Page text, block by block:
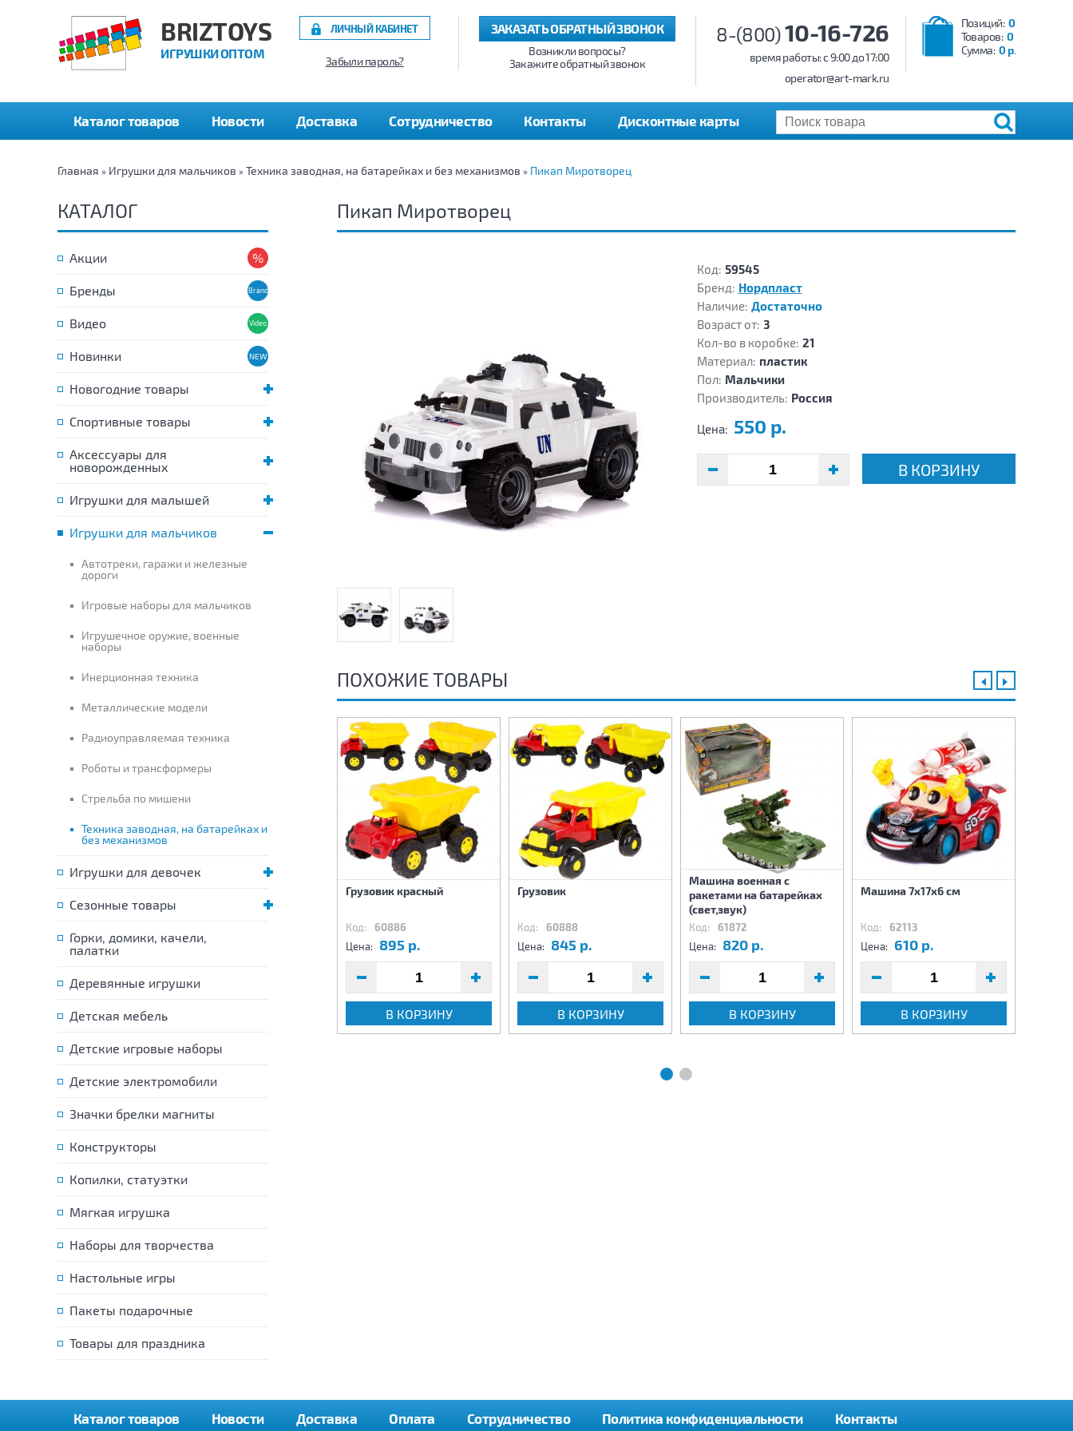
BRIZTOYS
ИГРУШКИ ОПТОМ
Позиций: 0
Товаров: 0
Сумма: 0 р.
8-(800)10-16-726
время работы: c 9:00 до 17:00
operator@art-mark.ru
ЗАКАЗАТЬ ОБРАТНЫЙ ЗВОНОК
Возникли вопросы?
Закажите обратный звонок
ЛИЧНЫЙ КАБИНЕТ
Забыли пароль?
Каталог товаров Новости Доставка Сотрудничество Контакты Дисконтные карты
Главная » Игрушки для мальчиков » Техника заводная, на батарейках и без механизмов » Пикап Миротворец
КАТАЛОГ
Акции
Бренды
Видео
Новинки
Новогодние товары
Спортивные товары
Аксессуары для
новорожденных
Игрушки для малышей
Игрушки для мальчиков
Автотреки, гаражи и железные
дороги
Игровые наборы для мальчиков
Игрушечное оружие, военные
наборы
Инерционная техника
Металлические модели
Радиоуправляемая техника
Роботы и трансформеры
Стрельба по мишени
Техника заводная, на батарейках и
без механизмов
Игрушки для девочек
Сезонные товары
Горки, домики, качели,
палатки
Деревянные игрушки
Детская мебель
Детские игровые наборы
Детские электромобили
Значки брелки магниты
Конструкторы
Копилки, статуэтки
Мягкая игрушка
Наборы для творчества
Настольные игры
Пакеты подарочные
Товары для праздника
Пикап Миротворец
Код: 59545
Бренд: Нордпласт
Наличие: Достаточно
Возраст от: 3
Кол-во в коробке: 21
Материал: пластик
Пол: Мальчики
Производитель: Россия
Цена: 550 р.
В КОРЗИНУ
ПОХОЖИЕ ТОВАРЫ
505 р.
В КОРЗИНУ
Цена:
Грузовик красный
Код: 60886
Цена: 895 р.
В КОРЗИНУ
Грузовик
Код: 60888
Цена: 845 р.
В КОРЗИНУ
Машина военная с
ракетами на батарейках
(свет,звук)
Код: 61872
Цена: 820 р.
В КОРЗИНУ
Машина 7х17х6 см
Код: 62113
Цена: 610 р.
В КОРЗИНУ
Каталог товаров Новости Доставка Оплата Сотрудничество Политика конфиденциальности Контакты